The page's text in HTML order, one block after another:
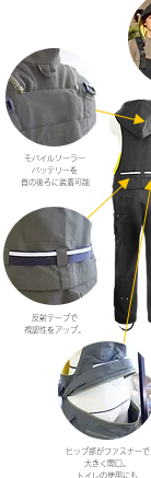
モバイルソーラー
バッテリーを
首の後ろに装着可能
反射テープで
視認性をアップ。
ヒップ部がファスナーで
大きく開口。
トイレの使用にも